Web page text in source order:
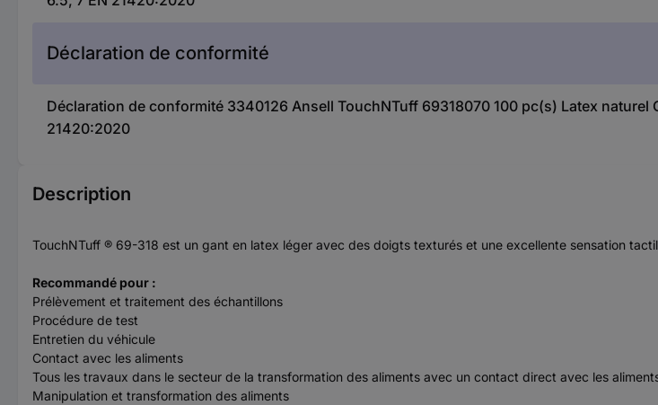
Déclaration de conformité
Déclaration de conformité 3340126 Ansell TouchNTuff 69318070 100 pc(s) Latex naturel
21420:2020
Description
TouchNTuff ® 69-318 est un gant en latex léger avec des doigts texturés et une excellente sensation
Recommandé pour :
Prélèvement et traitement des échantillons
Procédure de test
Entretien du véhicule
Contact avec les aliments
Tous les travaux dans le secteur de la transformation des aliments avec un contact direct avec les
Manipulation et transformation des aliments